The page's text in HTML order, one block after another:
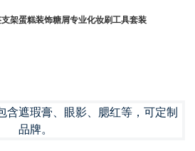
架蛋糕装饰糖屑专业化妆刷工具套装